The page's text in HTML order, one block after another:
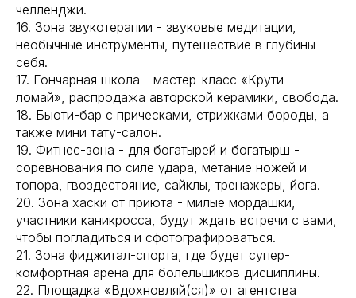
челленджи.
16. Зона звукотерапии - звуковые медитации,
необычные инструменты, путешествие в глубины
себя.
17. Гончарная школа - мастер-класс «Крути –
ломай», распродажа авторской керамики, свобода.
18. Бьюти-бар с прическами, стрижками бороды, а
также мини тату-салон.
19. Фитнес-зона - для богатырей и богатырш -
соревнования по силе удара, метание ножей и
топора, гвоздестояние, сайклы, тренажеры, йога.
20. Зона хаски от приюта - милые мордашки,
участники каникросса, будут ждать встречи с вами,
чтобы погладиться и сфотографироваться.
21. Зона фиджитал-спорта, где будет супер-
комфортная арена для болельщиков дисциплины.
22. Площадка «Вдохновляй(ся)» от агентства